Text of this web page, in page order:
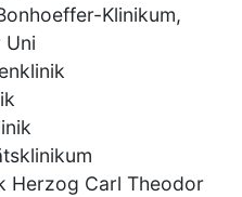
Klinikum,
Uni
Herzog Carl Theodor